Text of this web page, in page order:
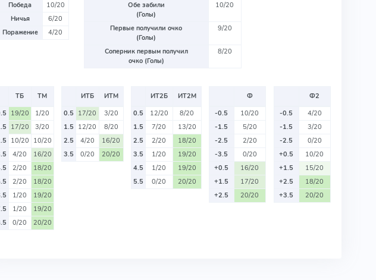
Победа
10/20
Ничья
6/20
Поражение
4/20
Обе забили
(Голы)
10/20
Первые получили очко
(Голы)
9/20
Соперник первым получил
очко (Голы)
8/20
ТБ
ТМ
19/20
1/20
17/20
3/20
10/20 10/20
4/20
16/20
2/20
18/20
2/20
18/20
1/20
19/20
1/20
19/20
0/20 20/20
ИТБ
ИТМ
0.5 17/20
3/20
1.5 12/20
8/20
2.5
4/20
16/20
3.5
0/20 20/20
ИТ2Б
ИТ2М
0.5
12/20
8/20
1.5
7/20
13/20
2.5
2/20
18/20
3.5
1/20
19/20
4.5
1/20
19/20
5.5
0/20 20/20
Ф
-0.5
10/20
-1.5
5/20
-2.5
2/20
-3.5
0/20
+0.5
16/20
+1.5
17/20
+2.5
20/20
Ф2
-0.5
4/20
-1.5
3/20
-2.5
0/20
+0.5
10/20
+1.5
15/20
+2.5
18/20
+3.5
20/20